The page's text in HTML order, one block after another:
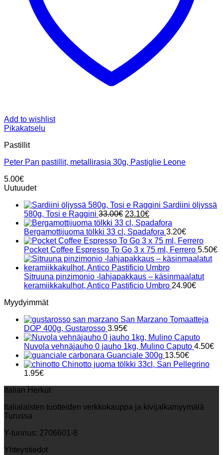
Add to wishlist
Pikakatselu
Pastillit
Peter Pan pastillit, metallirasia 30g, Pastiglie Leone
5.00€
Uutuudet
Sardiini öljyssä
580g, Tosi e Raggini 33.00€ Alkuperäinen
hinta
oli:
33.00€.
23.10€Nykyinen
hinta
on:
23.10€.
Bergamottijuoma tölkki 33 cl, Spadafora 3.20€
Pocket Coffee Espresso To Go 3 x 75 ml, Ferrero 5.50€
Sitruuna pinzimonio -lahjapakkaus – käsinmaalatut
keramiikkakulhot, Antico Pastificio Umbro 24.90€
Myydyimmät
San Marzano Tomaatteja
DOP 400g, Gustarosso 3.95€
Nuvola vehnäjauho 0 jauho 1kg, Mulino Caputo 4.50€
Guanciale 300g 13.50€
Chinotto juoma tölkki 33cl, San Pellegrino
1.95€
Italian Herkut
Italialaisten tuotteiden verkkokauppa ja kivijalkamyymälä
Turussa
Y-tunnus: 2706601-8
Yhteystiedot